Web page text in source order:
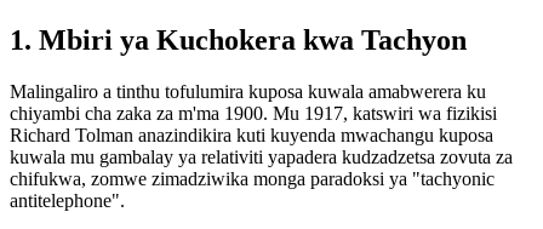
1. Mbiri ya Kuchokera kwa Tachyon
Malingaliro a tinthu tofulumira kuposa kuwala amabwerera ku
chiyambi cha zaka za m'ma 1900. Mu 1917, katswiri wa fizikisi
Richard Tolman anazindikira kuti kuyenda mwachangu kuposa
kuwala mu gambalay ya relativiti yapadera kudzadzetsa zovuta za
chifukwa, zomwe zimadziwika monga paradoksi ya "tachyonic
antitelephone".